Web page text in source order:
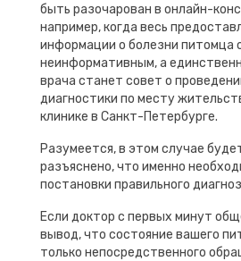
быть разочарован в онлайн-
например, когда весь
информации о болезни питомца
неинформативным, а
врача станет совет о
диагностики по месту
клинике в Санкт-Петербурге.
Разумеется, в этом случае
разъяснено, что именно
постановки правильного
Если доктор с первых минут
вывод, что состояние вашего
только непосредственного